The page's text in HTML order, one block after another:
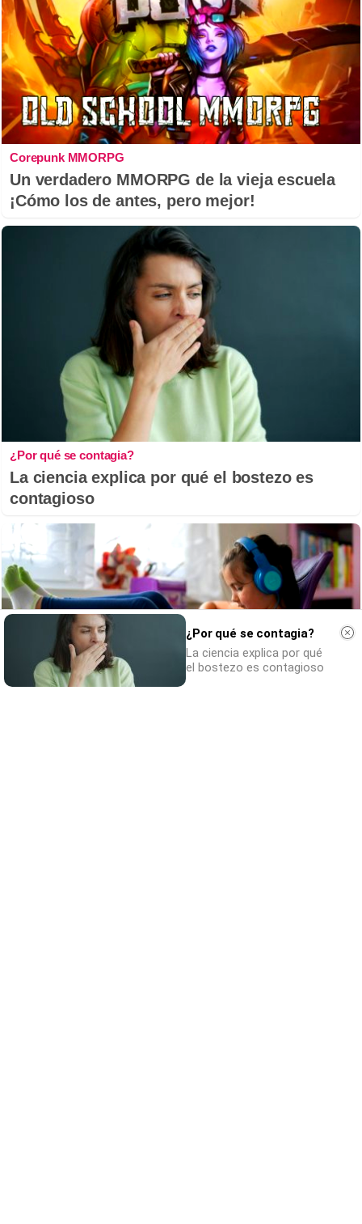
Corepunk MMORPG
Un verdadero MMORPG de la vieja escuela
¡Cómo los de antes, pero mejor!
¿Por qué se contagia?
La ciencia explica por qué el bostezo es
contagioso
¿Por qué se contagia?
La ciencia explica por qué
el bostezo es contagioso